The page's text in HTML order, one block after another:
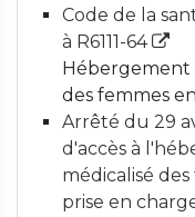
Code de la
à R6111-64
Hébergement
des femmes
Arrêté du 29
d'accès à
médicalisé
prise en